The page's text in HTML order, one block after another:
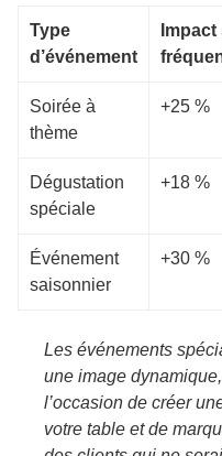
Type
d’événement
Soirée à
thème
+25 %
Dégustation
spéciale
+18 %
Événement
saisonnier
+30 %
Les événements
une image
l’occasion de créer
votre table et de